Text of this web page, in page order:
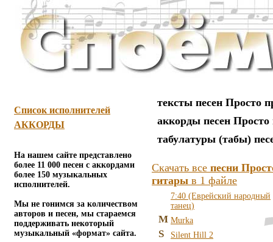
Список исполнителей
АККОРДЫ
На нашем сайте представлено
более 11 000 песен с аккордами
более 150 музыкальных
исполнителей.
Мы не гонимся за количеством
авторов и песен, мы стараемся
поддерживать некоторый
музыкальный «формат» сайта.
тексты песен Просто
аккорды песен
табулатуры (табы)
Скачать все песни
гитары в 1 файле
7:40 (Еврейский народный
танец)
M Murka
S
Silent Hill 2